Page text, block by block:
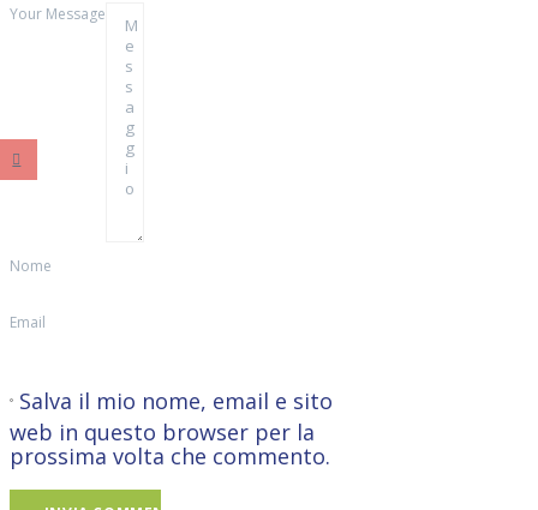
Your Message
Nome
Email
Salva il mio nome, email e sito
web in questo browser per la
prossima volta che commento.